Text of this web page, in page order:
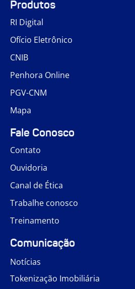
Produtos
RI Digital
Ofício Eletrônico
CNIB
Penhora Online
PGV-CNM
Mapa
Fale Conosco
Contato
Ouvidoria
Canal de Ética
Trabalhe conosco
Treinamento
Comunicação
Notícias
Tokenização Imobiliária